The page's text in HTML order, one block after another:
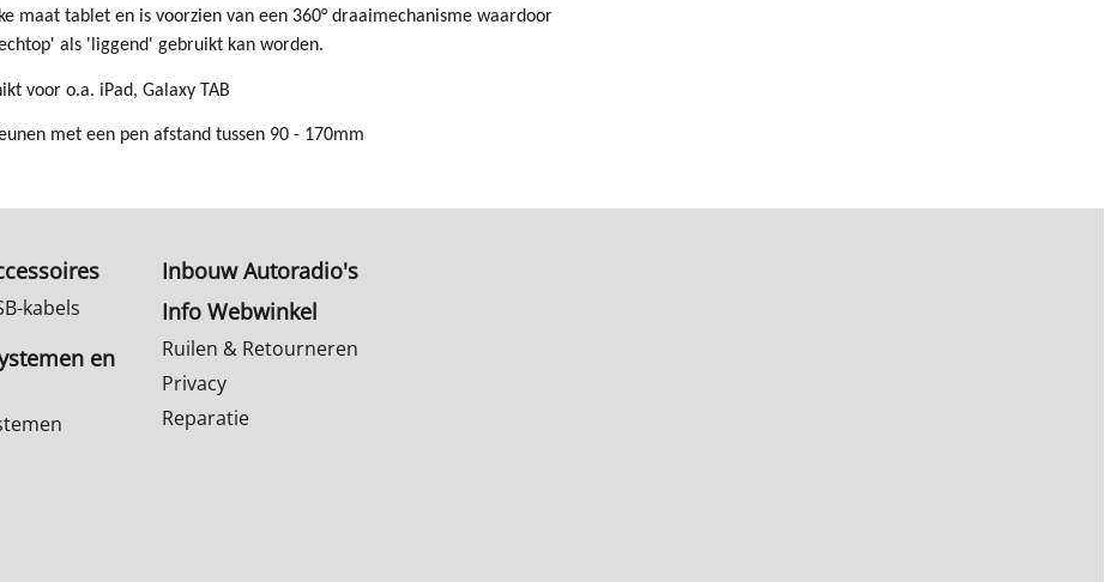
maat tablet en is voorzien van een 360° draaimechanisme waardoor
als 'liggend' gebruikt kan worden.
voor o.a. iPad, Galaxy TAB
met een pen afstand tussen 90 - 170mm
kabels
en
Inbouw Autoradio's
Info Webwinkel
Ruilen & Retourneren
Privacy
Reparatie